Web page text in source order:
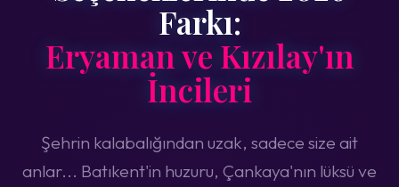
Farkı:
Eryaman ve Kızılay'ın
İncileri
Şehrin kalabalığından uzak, sadece size ait
anlar... Batıkent'in huzuru, Çankaya'nın lüksü ve